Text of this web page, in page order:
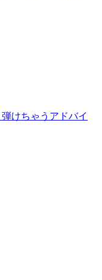
けちゃうアドバイ